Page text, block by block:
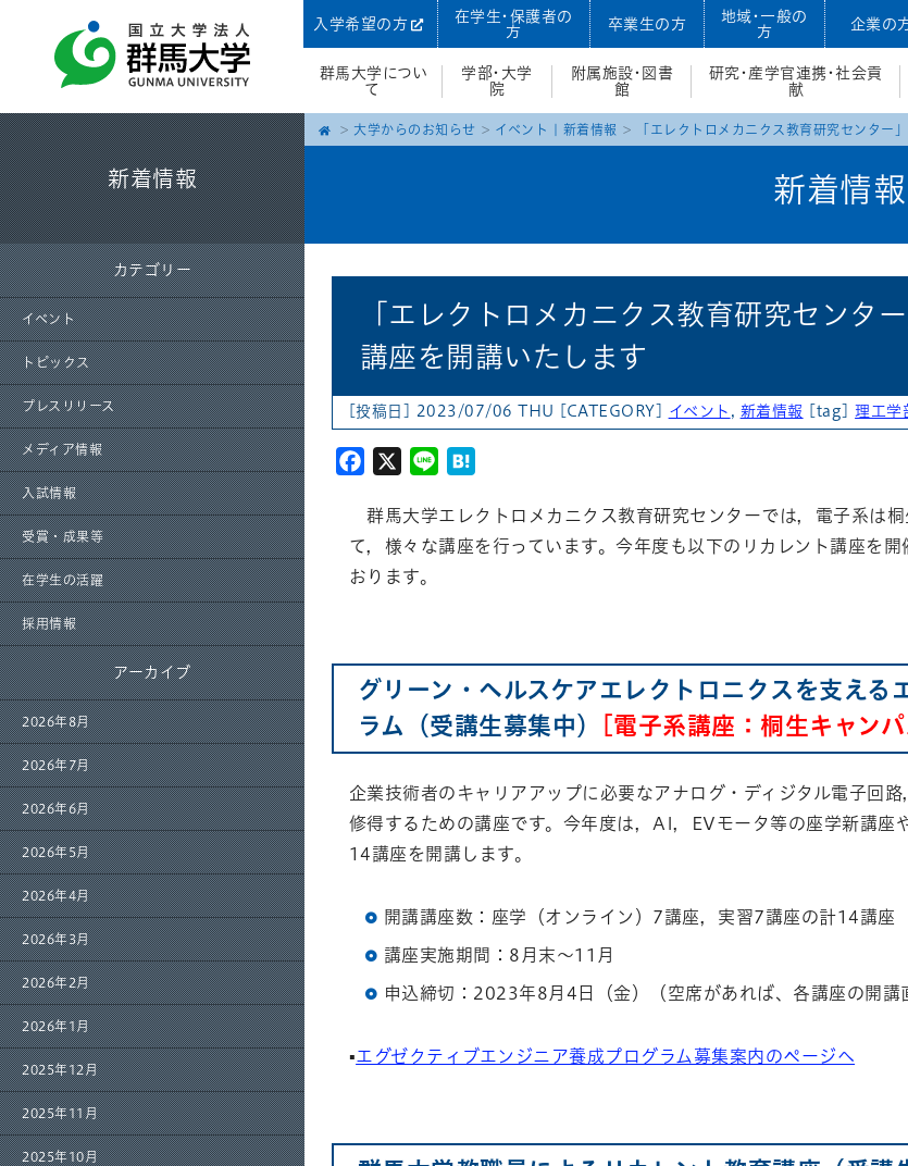
入学希望の方
在学生・保護者の
方
卒業生の方
地域・一般の
方
企業の
群馬大学につい
て
学部・大学
院
附属施設・図書
館
研究・産学官連携・社会貢
献
新着情報
カテゴリー
イベント
トピックス
プレスリリース
メディア情報
入試情報
受賞・成果等
在学生の活躍
採用情報
アーカイブ
2026年8月
2026年7月
2026年6月
2026年5月
2026年4月
2026年3月
2026年2月
2026年1月
2025年12月
2025年11月
2025年10月
大学からのお知らせ イベント 新着情報 「エレクトロメカニクス教育研究センター
新着情報
「エレクトロメカニクス教育研究センタ
講座を開講いたします
[投稿日] 2023/07/06 THU [CATEGORY] イベント , 新着情報 [tag] 理工学
Facebook
X Line
群馬大学エレクトロメカニクス教育研究センターでは，電子系は
て，様々な講座を行っています。今年度も以下のリカレント講座を
おります。
グリーン・ヘルスケアエレクトロニクスを支える
ラム（受講生募集中）
[電子系講座：桐生キャンパ
企業技術者のキャリアアップに必要なアナログ・ディジタル電子回
修得するための講座です。今年度は，AI，EVモータ等の座学新講座
14講座を開講します。
開講講座数：座学（オンライン）7講座，実習7講座の計14講座
講座実施期間：8月末～11月
申込締切：2023年8月4日（金）（空席があれば、各講座の開講
▪エグゼクティブエンジニア養成プログラム募集案内のページへ